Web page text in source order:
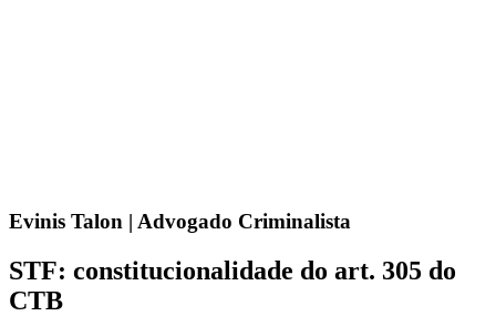
Evinis Talon | Advogado Criminalista
STF: constitucionalidade do art. 305 do
CTB